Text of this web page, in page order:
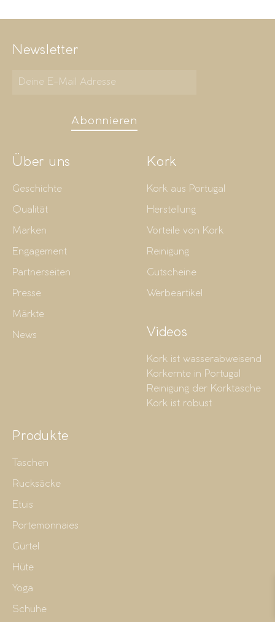
Newsletter
Abonnieren
Über uns
Geschichte
Qualität
Marken
Engagement
Partnerseiten
Presse
Märkte
News
Kork
Kork aus Portugal
Herstellung
Vorteile von Kork
Reinigung
Gutscheine
Werbeartikel
Videos
Kork ist wasserabweisend
Korkernte in Portugal
Reinigung der Korktasche
Kork ist robust
Produkte
Taschen
Rucksäcke
Etuis
Portemonnaies
Gürtel
Hüte
Yoga
Schuhe